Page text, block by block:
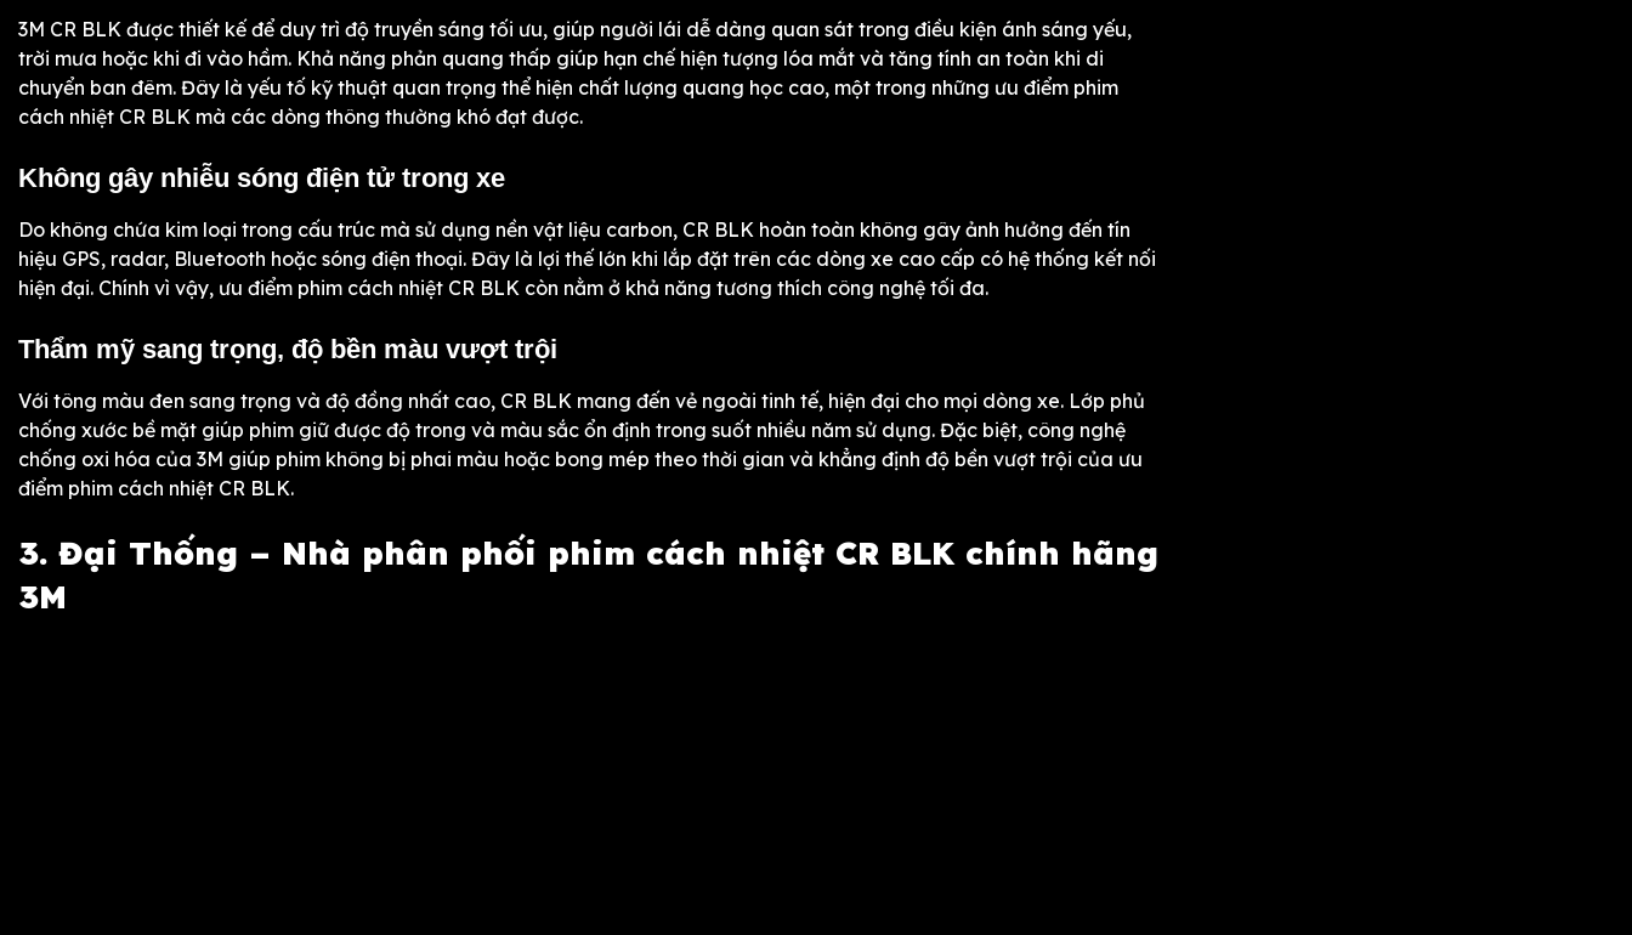
3M CR BLK được thiết kế để duy trì độ truyền sáng tối ưu, giúp người lái dễ dàng quan sát trong điều kiện ánh sáng yếu,
trời mưa hoặc khi đi vào hầm. Khả năng phản quang thấp giúp hạn chế hiện tượng lóa mắt và tăng tính an toàn khi di
chuyển ban đêm. Đây là yếu tố kỹ thuật quan trọng thể hiện chất lượng quang học cao, một trong những ưu điểm phim
cách nhiệt CR BLK mà các dòng thông thường khó đạt được.
Không gây nhiễu sóng điện tử trong xe
Do không chứa kim loại trong cấu trúc mà sử dụng nền vật liệu carbon, CR BLK hoàn toàn không gây ảnh hưởng đến tín
hiệu GPS, radar, Bluetooth hoặc sóng điện thoại. Đây là lợi thế lớn khi lắp đặt trên các dòng xe cao cấp có hệ thống kết nối
hiện đại. Chính vì vậy, ưu điểm phim cách nhiệt CR BLK còn nằm ở khả năng tương thích công nghệ tối đa.
Thẩm mỹ sang trọng, độ bền màu vượt trội
Với tông màu đen sang trọng và độ đồng nhất cao, CR BLK mang đến vẻ ngoài tinh tế, hiện đại cho mọi dòng xe. Lớp phủ
chống xước bề mặt giúp phim giữ được độ trong và màu sắc ổn định trong suốt nhiều năm sử dụng. Đặc biệt, công nghệ
chống oxi hóa của 3M giúp phim không bị phai màu hoặc bong mép theo thời gian và khẳng định độ bền vượt trội của ưu
điểm phim cách nhiệt CR BLK.
3. Đại Thống – Nhà phân phối phim cách nhiệt CR BLK chính hãng
3M